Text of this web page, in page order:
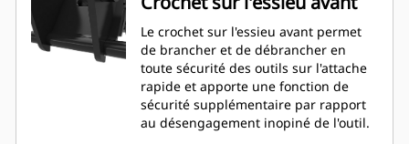
Le crochet sur l'essieu avant permet
de brancher et de débrancher en
toute sécurité des outils sur l'attache
rapide et apporte une fonction de
sécurité supplémentaire par rapport
au désengagement inopiné de l'outil.